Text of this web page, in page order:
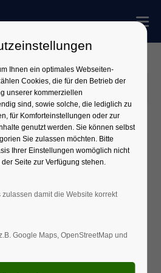
14.07.2025 09:16
für
seit Jahren ein äußerst
das im
kommunalen Jugendarbeit
Ihnen ein optimales Webseiten-
Cookies, die für den Betrieb der
unserer kommerziellen
sind, sowie solche, die lediglich zu
für Komforteinstellungen oder zur
genutzt werden. Sie können selbst
Sie zulassen möchten. Bitte
Ihrer Einstellungen womöglich nicht
Seite zur Verfügung stehen.
damit die Website korrekt
Google Maps, OpenStreetMap und